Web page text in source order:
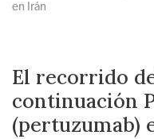
en Irán
El recorrido
continuación
(pertuzumab)